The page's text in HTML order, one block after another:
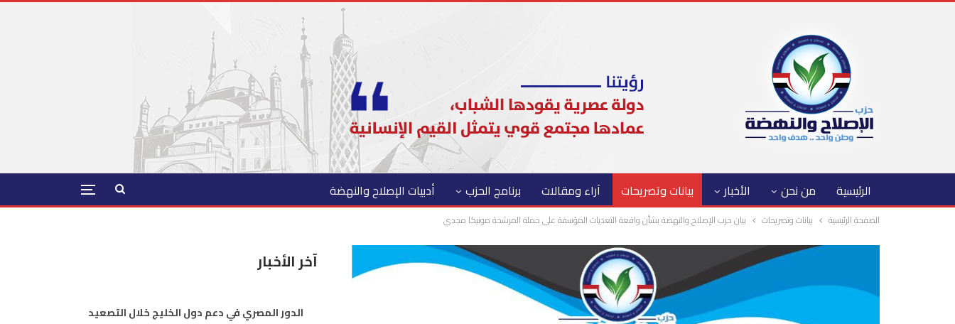
الرئيسية من نحن الأخبار بيانات وتصريحات آراء ومقالات برنامج الحزب أدبيات الإصلاح والنهضة
الصفحة الرئيسية بيانات وتصريحات بيان حزب الإصلاح والنهضة بشأن واقعة التعديات المؤسفة على حملة المرشحة مونيكا مجدي
آخر الأخبار
الدور المصري في دعم دول الخليج خلال التصعيد